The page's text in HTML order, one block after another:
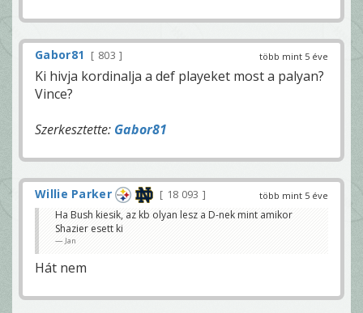
több mint 5 éve
Gabor81 803
Ki hivja kordinalja a def playeket most a palyan?
Vince?
Szerkesztette: Gabor81
több mint 5 éve
Willie Parker
18 093
Ha Bush kiesik, az kb olyan lesz a D-nek mint amikor
Shazier esett ki
Jan
Hát nem